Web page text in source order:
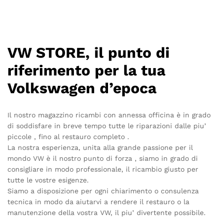
VW STORE, il punto di
riferimento per la tua
Volkswagen d’epoca
Il nostro magazzino ricambi con annessa officina è in grado
di soddisfare in breve tempo tutte le riparazioni dalle piu’
piccole , fino al restauro completo .
La nostra esperienza, unita alla grande passione per il
mondo VW è il nostro punto di forza , siamo in grado di
consigliare in modo professionale, il ricambio giusto per
tutte le vostre esigenze.
Siamo a disposizione per ogni chiarimento o consulenza
tecnica in modo da aiutarvi a rendere il restauro o la
manutenzione della vostra VW, il piu’ divertente possibile.